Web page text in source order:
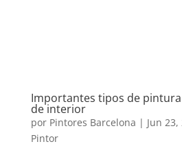
Importantes tipos de
de interior
por Pintores Barcelona | Jun 23,
Pintor